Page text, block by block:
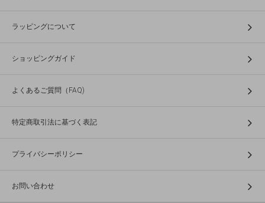
ラッピングについて
ショッピングガイド
よくあるご質問（FAQ)
特定商取引法に基づく表記
プライバシーポリシー
お問い合わせ